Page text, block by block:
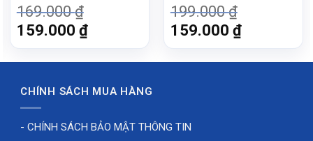
Thiết kế năng động, thể hiện cá tính thể thao.
Chất liệu cao cấp, thoáng mát và bền bỉ.
khó chịu hay thiếu linh hoạt.HA-PRO-ACB-18
169.000₫
Giá
gốc
là:
169.000 ₫.
159.000 ₫Giá
hiện
tại
là:
199.000₫
Giá
gốc
là:
159.000 ₫Giá
hiện
tại
CHÍNH SÁCH MUA HÀNG
- CHÍNH SÁCH BẢO MẬT THÔNG TIN